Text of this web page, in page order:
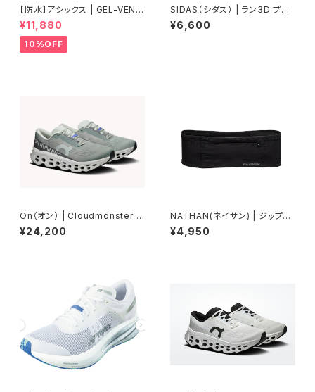
【防水】アシックス | GEL-VENT
URE11WP | BLACK/SPICELA
TTE | Men
¥11,880
10%OFF
SIDAS（シダス） | ラン3D プロ
テクト JP | インソール
¥6,600
On（オン） | Cloudmonster 3
| Tin/Ivory | Men
¥24,200
NATHAN(ネイサン) | ジップス
ターマックス | ブラック | Unise
x
¥4,950